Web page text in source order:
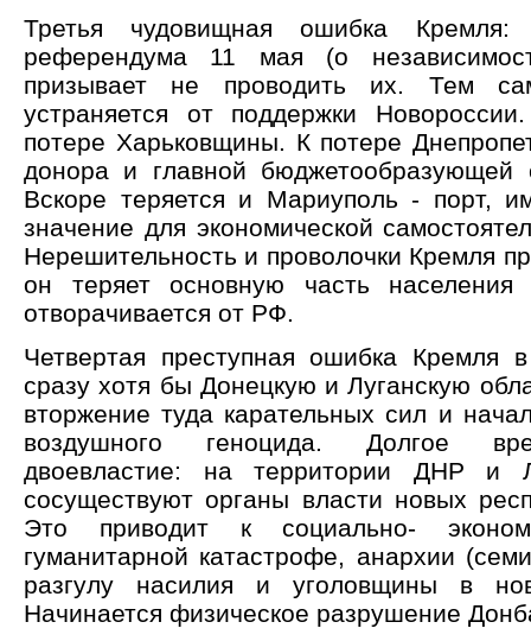
Третья чудовищная ошибка Кремля:
референдума 11 мая (о
призывает не проводить их. Тем
устраняется от поддержки
потере Харьковщины. К потере
донора и главной бюджетообразующей
Вскоре теряется и Мариуполь - порт,
значение для экономической
Нерешительность и проволочки Кремля
он теряет основную часть населения
отворачивается от РФ.
Четвертая преступная ошибка Кремля
сразу хотя бы Донецкую и Луганскую
вторжение туда карательных сил и
воздушного геноцида. Долгое
двоевластие: на территории ДНР и
сосуществуют органы власти новых
Это приводит к социально-
гуманитарной катастрофе, анархии
разгулу насилия и уголовщины в
Начинается физическое разрушение